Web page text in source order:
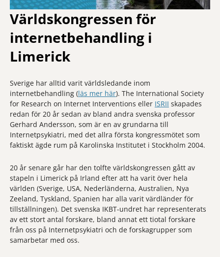
Världskongressen för
internetbehandling i
Limerick
Sverige har alltid varit världsledande inom
internetbehandling (läs mer här). The International Society
for Research on Internet Interventions eller ISRII skapades
redan för 20 år sedan av bland andra svenska professor
Gerhard Andersson, som är en av grundarna till
Internetpsykiatri, med det allra första kongressmötet som
faktiskt ägde rum på Karolinska Institutet i Stockholm 2004.
20 år senare går har den tolfte världskongressen gått av
stapeln i Limerick på Irland efter att ha varit över hela
världen (Sverige, USA, Nederländerna, Australien, Nya
Zeeland, Tyskland, Spanien har alla varit värdländer för
tillställningen). Det svenska IKBT-undret har representerats
av ett stort antal forskare, bland annat ett tiotal forskare
från oss på Internetpsykiatri och de forskagrupper som
samarbetar med oss.